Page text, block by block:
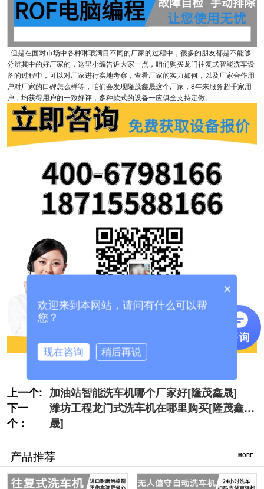
但是在面对市场中各种琳琅满目不同的厂家的过程中，很多的朋友都是不能够
分辨其中的好厂家的，这里小编告诉大家一点，咱们购买龙门往复式智能洗车设
备的过程中，可以对厂家进行实地考察，查看厂家的实力如何，以及厂家合作用
户对厂家的口碑怎么样等，咱们会发现隆茂鑫晟这个厂家，8年来服务超千家用
户，均获得用户的一致好评，多种款式的设备一应俱全支持定做。
上一个: 加油站智能洗车机哪个厂家好[隆茂鑫晟]
下一
个：
潍坊工程龙门式洗车机在哪里购买[隆茂鑫
晟]
产品推荐 MORE
×
欢迎来到本网站，请问有什么可以帮
您？
现在咨询 稍后再说